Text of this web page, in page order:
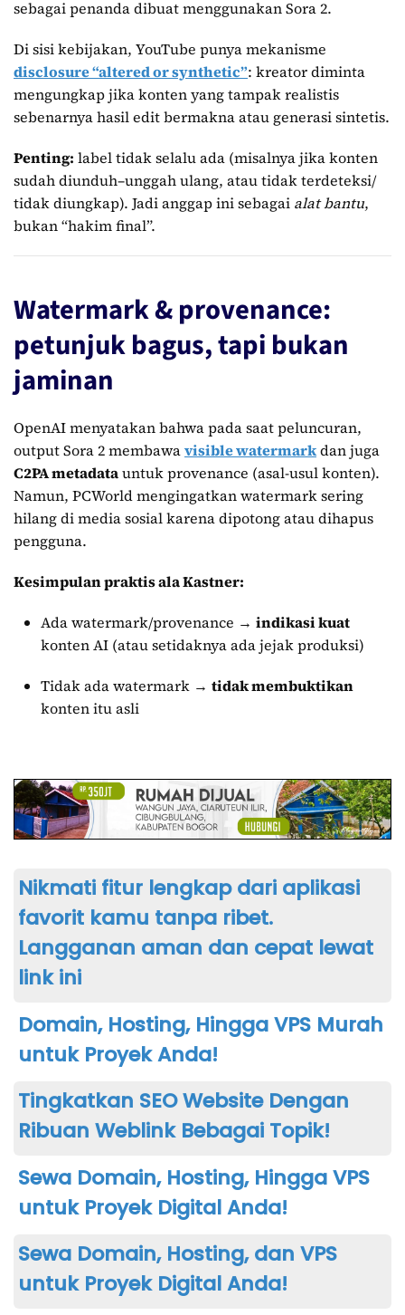
sebagai penanda dibuat menggunakan Sora 2.
Di sisi kebijakan, YouTube punya mekanisme
disclosure “altered or synthetic”: kreator diminta
mengungkap jika konten yang tampak realistis
sebenarnya hasil edit bermakna atau generasi sintetis.
Penting: label tidak selalu ada (misalnya jika konten
sudah diunduh–unggah ulang, atau tidak terdeteksi/
tidak diungkap). Jadi anggap ini sebagai alat bantu,
bukan “hakim final”.
Watermark & provenance:
petunjuk bagus, tapi bukan
jaminan
OpenAI menyatakan bahwa pada saat peluncuran,
output Sora 2 membawavisible watermarkdan juga
C2PA metadatauntuk provenance (asal-usul konten).
Namun, PCWorld mengingatkan watermark sering
hilang di media sosial karena dipotong atau dihapus
pengguna.
Kesimpulan praktis ala Kastner:
Ada watermark/provenance → indikasi kuat
konten AI (atau setidaknya ada jejak produksi)
Tidak ada watermark → tidak membuktikan
konten itu asli
Nikmati fitur lengkap dari aplikasi
favorit kamu tanpa ribet.
Langganan aman dan cepat lewat
link ini
Domain, Hosting, Hingga VPS Murah
untuk Proyek Anda!
Tingkatkan SEO Website Dengan
Ribuan Weblink Bebagai Topik!
Sewa Domain, Hosting, Hingga VPS
untuk Proyek Digital Anda!
Sewa Domain, Hosting, dan VPS
untuk Proyek Digital Anda!